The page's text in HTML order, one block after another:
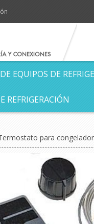
EQUIPOS DE
REFRIGERACIÓN
para